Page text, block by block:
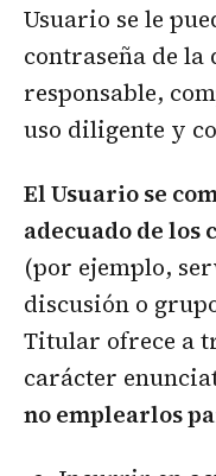
Usuario se le
contraseña de la
responsable,
uso diligente y
El Usuario se
adecuado de
(por ejemplo,
discusión o
Titular ofrece a
carácter
no emplearlos